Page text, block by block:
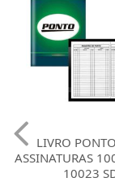
LIVRO
ASSINATURAS
10023